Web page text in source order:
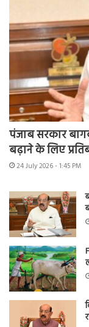
पंजाब सरकार
बढ़ाने के लिए
24 July 2026 - 1:45 PM